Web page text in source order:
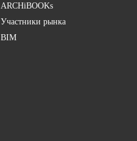
ARCHiBOOKs
Участники рынка
BIM